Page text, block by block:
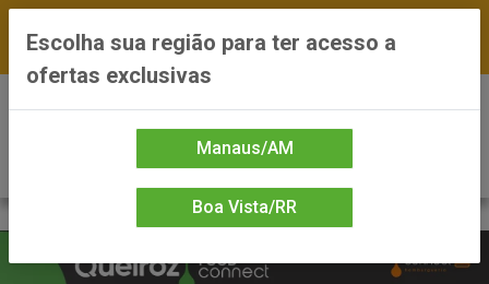
*Preços exclusivos do site — Entrega em até 24h
Escolha sua região para ter acesso a
ofertas exclusivas
Manaus/AM
Boa Vista/RR